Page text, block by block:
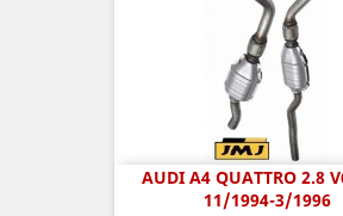
AUDI A4 QUATTRO 2.8
11/1994-3/1996